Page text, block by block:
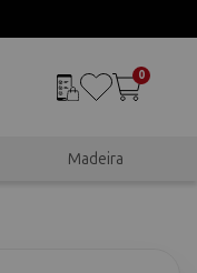
0
Madeira